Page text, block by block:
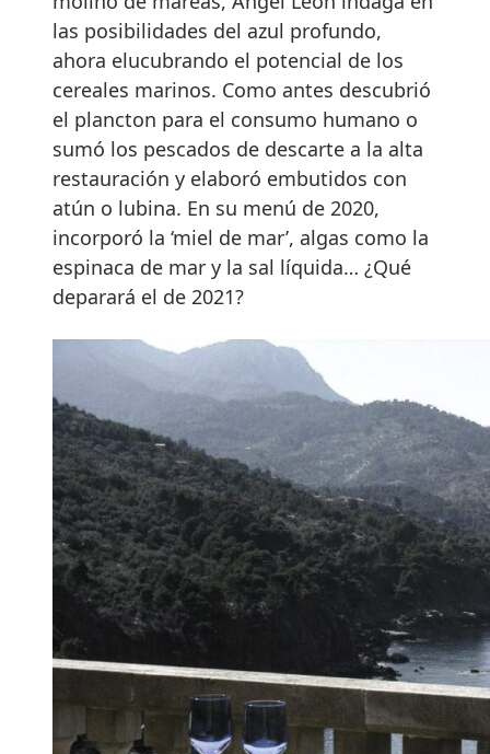
las posibilidades del azul profundo,
ahora elucubrando el potencial de los
cereales marinos. Como antes descubrió
el plancton para el consumo humano o
sumó los pescados de descarte a la alta
restauración y elaboró embutidos con
atún o lubina. En su menú de 2020,
incorporó la ‘miel de mar’, algas como la
espinaca de mar y la sal líquida… ¿Qué
deparará el de 2021?